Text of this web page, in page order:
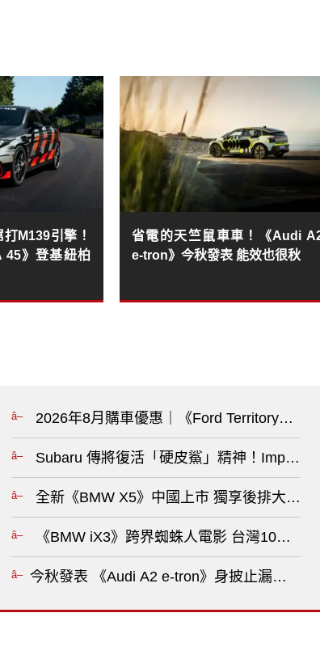
M139引擎！
45》登基紐柏
省電的天竺鼠車車！《Audi
e-tron》今秋發表 能效也很秋
鏤空機芯 演繹十日長動能的機械美學?
不再是轎車 ?
懂享受的人 陪你上山海的全天候敞篷跑車?
者：大電池起火 消防隊無法馬上控制火勢?
將 期待重點公開?
2026年8月購車優惠｜《Ford Territory》
Subaru 傳將復活「硬皮鯊」精神！
全新《BMW X5》中國上市 獨享後排大螢
《BMW iX3》跨界蜘蛛人電影 台灣10月上
今秋發表 《Audi A2 e-tron》身披止漏膠帶